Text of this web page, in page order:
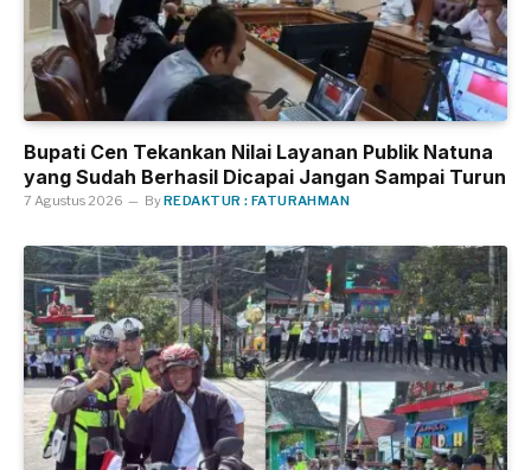
Bupati Cen Tekankan Nilai Layanan Publik Natuna
yang Sudah Berhasil Dicapai Jangan Sampai Turun
7 Agustus 2026 ByREDAKTUR : FATURAHMAN